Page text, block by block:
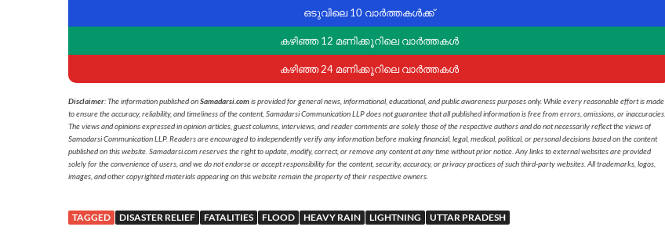
ഒടുവിലെ 10 വാർത്തകൾക്ക്
കഴിഞ്ഞ 12 മണിക്കൂറിലെ വാർത്തകൾ
കഴിഞ്ഞ 24 മണിക്കൂറിലെ വാർത്തകൾ
Disclaimer: The information published onSamadarsi.comis provided for general news, informational, educational, and public awareness purposes only. While every reasonable effort is made
to ensure the accuracy, reliability, and timeliness of the content, Samadarsi Communication LLP does not guarantee that all published information is free from errors, omissions, or inaccuracies.
The views and opinions expressed in opinion articles, guest columns, interviews, and reader comments are solely those of the respective authors and do not necessarily reflect the views of
Samadarsi Communication LLP. Readers are encouraged to independently verify any information before making financial, legal, medical, political, or personal decisions based on the content
published on this website. Samadarsi.com reserves the right to update, modify, correct, or remove any content at any time without prior notice. Any links to external websites are provided
solely for the convenience of users, and we do not endorse or accept responsibility for the content, security, accuracy, or privacy practices of such third-party websites. All trademarks, logos,
images, and other copyrighted materials appearing on this website remain the property of their respective owners.
TAGGED DISASTER RELIEF FATALITIES FLOOD HEAVY RAIN LIGHTNING UTTAR PRADESH